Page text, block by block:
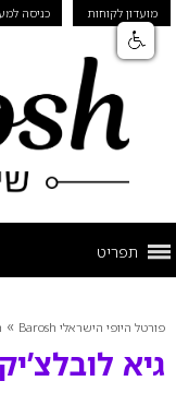
מועדון לקוחות כניסה
תפריט
פורטל היופי הישראלי Barosh »
גיא